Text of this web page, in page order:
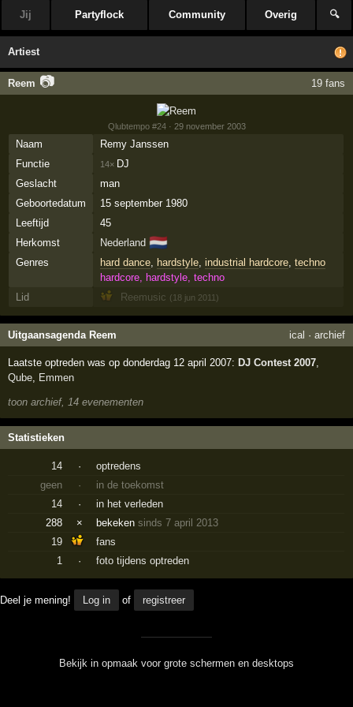
Jij Partyflock Community Overig 🔍
Artiest
Reem 📷 19 fans
Qlubtempo #24· 29 november 2003
Naam
Remy Janssen
Functie
14× DJ
Geslacht
man
Geboortedatum
15 september 1980
Leeftijd
45
Herkomst
Nederland 🇳🇱
Genres hard dance, hardstyle, industrial hardcore, techno
hardcore, hardstyle, techno
Lid
Reemusic (18 jun 2011)
Uitgaansagenda Reem ical · archief
Laatste optreden was op donderdag 12 april 2007:DJ Contest 2007
Qube Emmen
toon archief, 14 evenementen
Statistieken
14 ·
optredens
geen
·
in de toekomst
14
·
in het verleden
288
× bekekensinds 7 april 2013
19
fans
1
· foto tijdens optreden
Deel je mening! Log in of registreer
Bekijk in opmaak voor grote schermen en desktops